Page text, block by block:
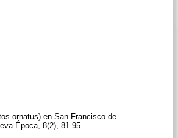
ornatus) en San Francisco de
Época, 8(2), 81-95.